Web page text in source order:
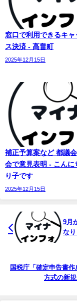
窓口で利用できるキャ
ス決済 - 高畠町
2025年12月15日
補正予算案など 都議
会で意見表明 - こんに
り子です
2025年12月15日
9月
な
国税庁「確定申告書
方式の新